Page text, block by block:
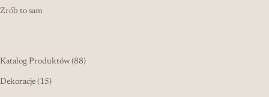
Zrób to sam
Katalog Produktów 8888 produktów
Dekoracje 1515 produktów